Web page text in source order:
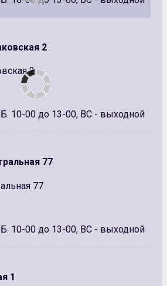
2
2
10-00 до 13-00, ВС - выходной
77
77
10-00 до 13-00, ВС - выходной
1